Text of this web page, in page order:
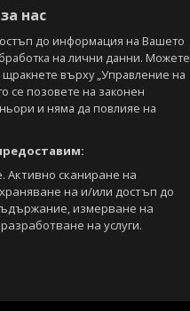
нас
до информация на Вашето
на лични данни. Можете
върху „Управление на
се позовете на законен
и няма да повлияе на
Активно сканиране на
на и/или достъп до
измерване на
на услуги.